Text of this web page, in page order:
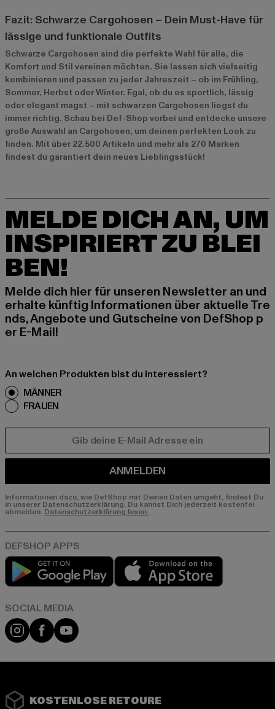
Fazit: Schwarze Cargohosen – Dein Must-Have für
lässige und funktionale Outfits
Schwarze Cargohosen sind die perfekte Wahl für alle, die
Komfort und Stil vereinen möchten. Sie lassen sich vielseitig
kombinieren und passen zu jeder Jahreszeit – ob im Frühling,
Sommer, Herbst oder Winter. Egal, ob du es sportlich, lässig
oder elegant magst – mit schwarzen Cargohosen liegst du
immer richtig. Schau bei Def-Shop vorbei und entdecke unsere
große Auswahl an Cargohosen, um deinen perfekten Look zu
finden. Mit über 22.500 Artikeln und mehr als 270 Marken
findest du garantiert dein neues Lieblingsstück!
MELDE DICH AN, UM
INSPIRIERT ZU BLEI
BEN!
Melde dich hier für unseren Newsletter an und
erhalte künftig Informationen über aktuelle Tre
nds, Angebote und Gutscheine von DefShop p
er E-Mail!
An welchen Produkten bist du interessiert?
MÄNNER
FRAUEN
ANMELDEN
Informationen dazu, wie DefShop mit Deinen Daten umgeht, findest Du
in unserer Datenschutzerklärung. Du kannst Dich jederzeit kostenfei
abmelden. Datenschutzerklärung lesen.
Play market
Instagram
FacebookYouTube
KOSTENLOSE RETOURE